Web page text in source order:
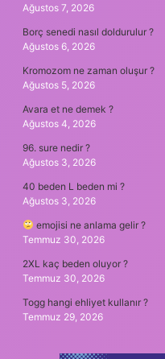
Ağustos 7, 2026
Borç senedi nasıl doldurulur ?
Ağustos 6, 2026
Kromozom ne zaman oluşur ?
Ağustos 5, 2026
Avara et ne demek ?
Ağustos 4, 2026
96. sure nedir ?
Ağustos 3, 2026
40 beden L beden mi ?
Ağustos 3, 2026
emojisi ne anlama gelir ?
Temmuz 30, 2026
2XL kaç beden oluyor ?
Temmuz 30, 2026
Togg hangi ehliyet kullanır ?
Temmuz 29, 2026